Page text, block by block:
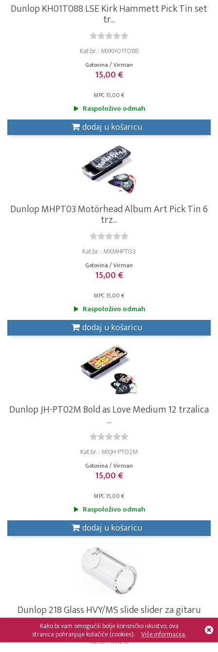
Dunlop KH01T088 LSE Kirk Hammett Pick Tin set
tr...
Kat.br. : MXKH01T088
Gotovina / Virman
15,00 €
MPC 15,00 €
Raspoloživo odmah
dodaj u košaricu
Dunlop MHPT03 Motörhead Album Art Pick Tin 6
trz...
Kat.br. : MXMHPT03
Gotovina / Virman
15,00 €
MPC 15,00 €
Raspoloživo odmah
dodaj u košaricu
Dunlop JH-PT02M Bold as Love Medium 12 trzalica
...
Kat.br. : MXJH-PT02M
Gotovina / Virman
15,00 €
MPC 15,00 €
Raspoloživo odmah
dodaj u košaricu
Dunlop 218 Glass HVY/MS slide slider za gitaru
Kat.br. : MX218
Kako bi vam omogućili bolje korisničko iskustvo, ova
stranica pohranjuje kolačiće (cookies). Više informacija.